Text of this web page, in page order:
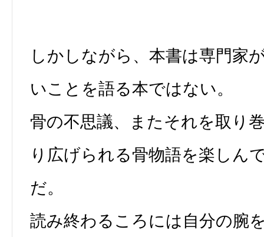
しかしながら、本書は専門家
いことを語る本ではない。
骨の不思議、またそれを取り
り広げられる骨物語を楽しん
だ。
読み終わるころには自分の腕